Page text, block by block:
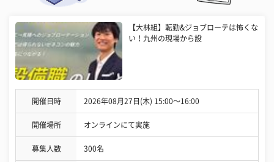
【大林組】転勤&ジョブローテは怖くな
い！九州の現場から設
開催日時 2026年08月27日(木) 15:00〜16:00
開催場所 オンラインにて実施
募集人数 300名